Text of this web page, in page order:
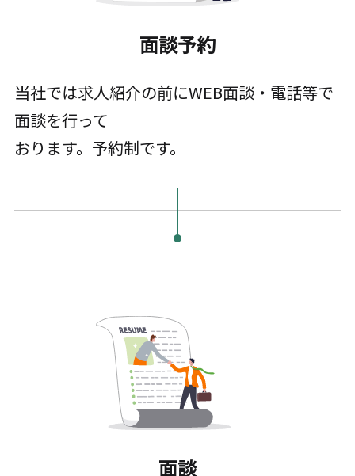
面談予約
当社では求人紹介の前にWEB面談・電話等で
面談を行って
おります。予約制です。
面談